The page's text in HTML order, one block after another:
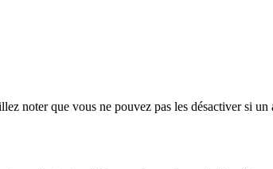
noter que vous ne pouvez pas les désactiver si un